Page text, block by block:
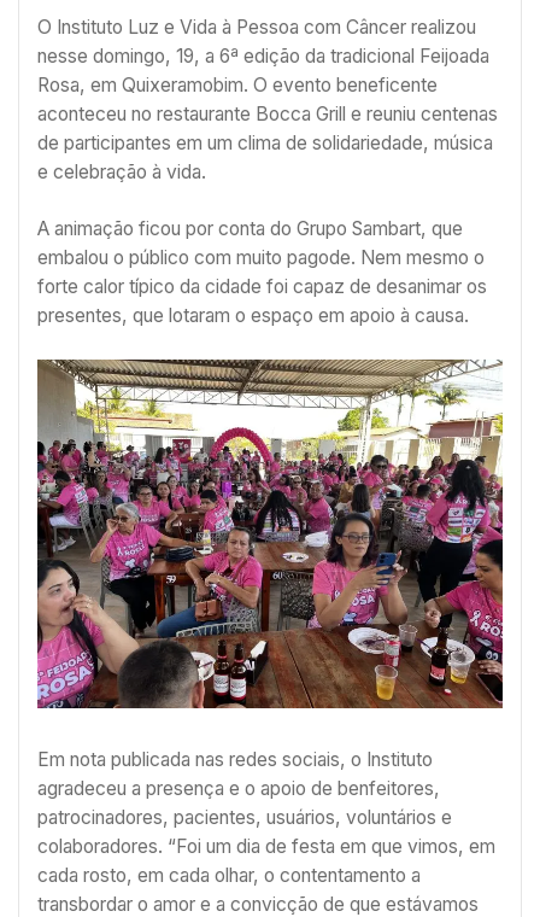
O Instituto Luz e Vida à Pessoa com Câncer realizou
nesse domingo, 19, a 6ª edição da tradicional Feijoada
Rosa, em Quixeramobim. O evento beneficente
aconteceu no restaurante Bocca Grill e reuniu centenas
de participantes em um clima de solidariedade, música
e celebração à vida.
A animação ficou por conta do Grupo Sambart, que
embalou o público com muito pagode. Nem mesmo o
forte calor típico da cidade foi capaz de desanimar os
presentes, que lotaram o espaço em apoio à causa.
Em nota publicada nas redes sociais, o Instituto
agradeceu a presença e o apoio de benfeitores,
patrocinadores, pacientes, usuários, voluntários e
colaboradores. “Foi um dia de festa em que vimos, em
cada rosto, em cada olhar, o contentamento a
transbordar o amor e a convicção de que estávamos